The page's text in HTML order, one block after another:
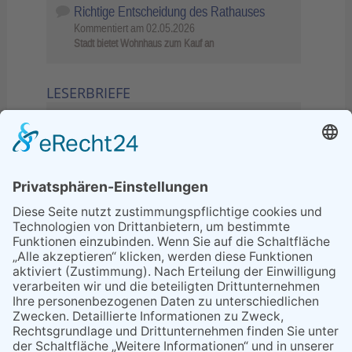
Richtige Entscheidung des Rathauses
Kommentiert am 02.05.2026
Stadt bietet Wohnhaus zum Kauf an
LESERBRIEFE
Sperrung B455: Kleiner
Grenzverkehr statt weite Wege
21.04.2026
Wenn Bahn-Computer nicht
miteinander kommunizieren
11.03.2026
"Plakatverbot für überregionale
Demos"
04.02.2026
Gelbe Tonne – Ein kleiner Blick
über den Tellerand
04.02.2026